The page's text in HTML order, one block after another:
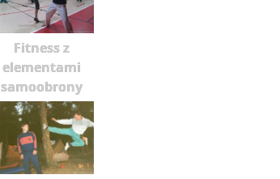
Fitness z
elementami
samoobrony